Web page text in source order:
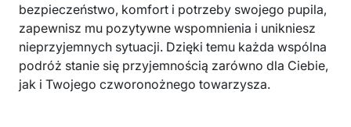
bezpieczeństwo, komfort i potrzeby swojego pupila,
zapewnisz mu pozytywne wspomnienia i unikniesz
nieprzyjemnych sytuacji. Dzięki temu każda wspólna
podróż stanie się przyjemnością zarówno dla Ciebie,
jak i Twojego czworonożnego towarzysza.